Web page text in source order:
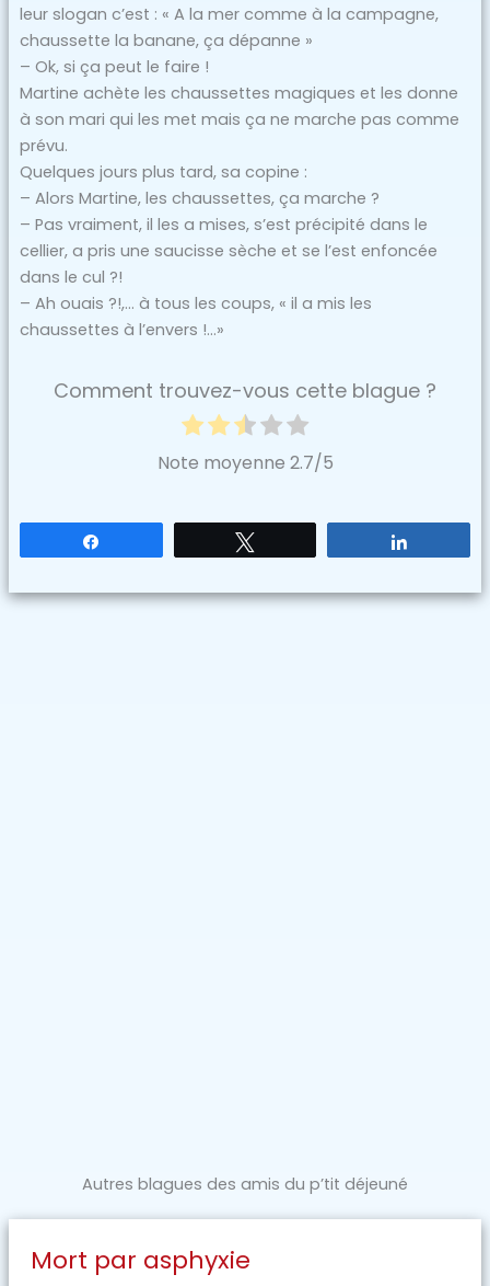
leur slogan c’est : « A la mer comme à la campagne,
chaussette la banane, ça dépanne »
– Ok, si ça peut le faire !
Martine achète les chaussettes magiques et les donne
à son mari qui les met mais ça ne marche pas comme
prévu.
Quelques jours plus tard, sa copine :
– Alors Martine, les chaussettes, ça marche ?
– Pas vraiment, il les a mises, s’est précipité dans le
cellier, a pris une saucisse sèche et se l’est enfoncée
dans le cul ?!
– Ah ouais ?!,… à tous les coups, « il a mis les
chaussettes à l’envers !…»
Comment trouvez-vous cette blague ?
Note moyenne 2.7/5
Autres blagues des amis du p’tit déjeuné
Mort par asphyxie